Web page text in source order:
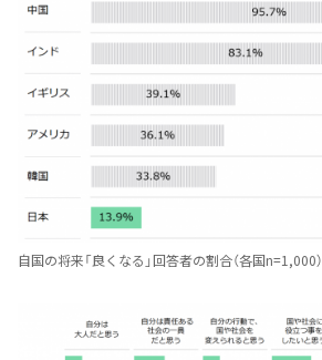
自国の将来「良くなる」回答者の割合（各国n=1,000）